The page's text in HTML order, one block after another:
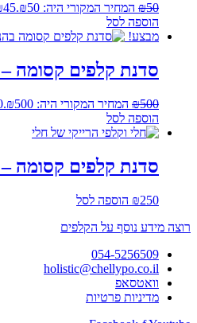
₪50 המחיר המקורי היה: ₪50. 45
הוספה לסל
מבצע!
סדנת קלפים קסומה –
₪500 המחיר המקורי היה: ₪500.
הוספה לסל
סדנת קלפים קסומה
₪250
הוספה לסל
רוצה מידע נוסף על הקלפים
054-5256509
holistic@chellypo.co.il
וואטסאפ
מדיניות פרטיות